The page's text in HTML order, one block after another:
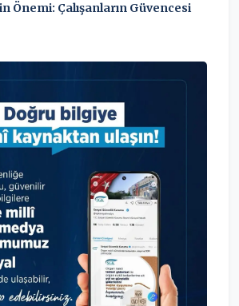
Önemi: Çalışanların Güvencesi